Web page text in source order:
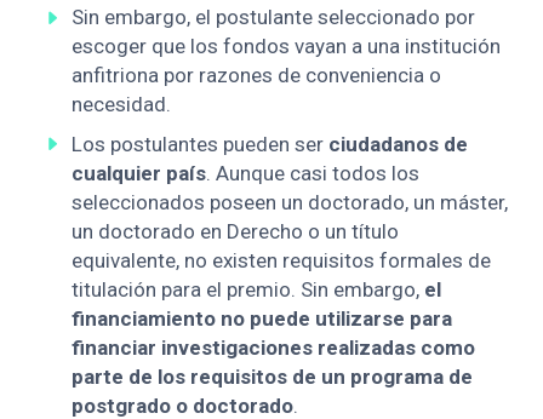
Sin embargo, el postulante seleccionado por
escoger que los fondos vayan a una institución
anfitriona por razones de conveniencia o
necesidad.
Los postulantes pueden ser ciudadanos de
cualquier país. Aunque casi todos los
seleccionados poseen un doctorado, un máster,
un doctorado en Derecho o un título
equivalente, no existen requisitos formales de
titulación para el premio. Sin embargo, el
financiamiento no puede utilizarse para
financiar investigaciones realizadas como
parte de los requisitos de un programa de
postgrado o doctorado.